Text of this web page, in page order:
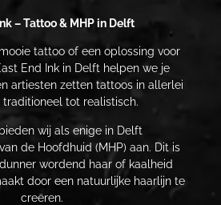
– Tattoo & MHP in Delft
tattoo of een oplossing voor
End Ink in Delft helpen we je
artiesten zetten tattoos in allerlei
traditioneel tot realistisch.
wij als enige in Delft
de Hoofdhuid (MHP) aan. Dit is
wordend haar of kaalheid
door een natuurlijke haarlijn te
creëren.